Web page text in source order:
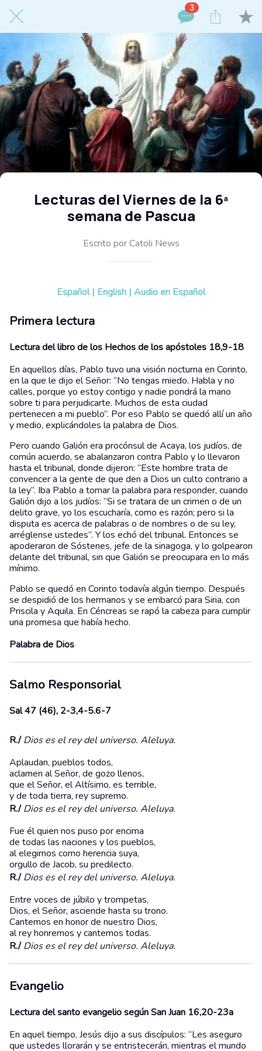
3
Lecturas del Viernes de la 6ª
semana de Pascua
Escrito por Catoli News
Español | English | Audio en Español
Primera lectura
Lectura del libro de los Hechos de los apóstoles 18,9-18
En aquellos días, Pablo tuvo una visión nocturna en Corinto,
en la que le dijo el Señor: “No tengas miedo. Habla y no
calles, porque yo estoy contigo y nadie pondrá la mano
sobre ti para perjudicarte. Muchos de esta ciudad
pertenecen a mi pueblo”. Por eso Pablo se quedó allí un año
y medio, explicándoles la palabra de Dios.
Pero cuando Galión era procónsul de Acaya, los judíos, de
común acuerdo, se abalanzaron contra Pablo y lo llevaron
hasta el tribunal, donde dijeron: “Este hombre trata de
convencer a la gente de que den a Dios un culto contrario a
la ley”. Iba Pablo a tomar la palabra para responder, cuando
Galión dijo a los judíos: “Si se tratara de un crimen o de un
delito grave, yo los escucharía, como es razón; pero si la
disputa es acerca de palabras o de nombres o de su ley,
arréglense ustedes”. Y los echó del tribunal. Entonces se
apoderaron de Sóstenes, jefe de la sinagoga, y lo golpearon
delante del tribunal, sin que Galión se preocupara en lo más
mínimo.
Pablo se quedó en Corinto todavía algún tiempo. Después
se despidió de los hermanos y se embarcó para Siria, con
Priscila y Aquila. En Céncreas se rapó la cabeza para cumplir
una promesa que había hecho.
Palabra de Dios
Salmo Responsorial
Sal 47 (46), 2-3,4-5.6-7
R./ Dios es el rey del universo. Aleluya.
Aplaudan, pueblos todos,
aclamen al Señor, de gozo llenos,
que el Señor, el Altísimo, es terrible,
y de toda tierra, rey supremo.
R./ Dios es el rey del universo. Aleluya.
Fue él quien nos puso por encima
de todas las naciones y los pueblos,
al elegirnos como herencia suya,
orgullo de Jacob, su predilecto.
R./ Dios es el rey del universo. Aleluya.
Entre voces de júbilo y trompetas,
Dios, el Señor, asciende hasta su trono.
Cantemos en honor de nuestro Dios,
al rey honremos y cantemos todas.
R./ Dios es el rey del universo. Aleluya.
Evangelio
Lectura del santo evangelio según San Juan 16,20-23a
En aquel tiempo, Jesús dijo a sus discípulos: “Les aseguro
que ustedes llorarán y se entristecerán, mientras el mundo